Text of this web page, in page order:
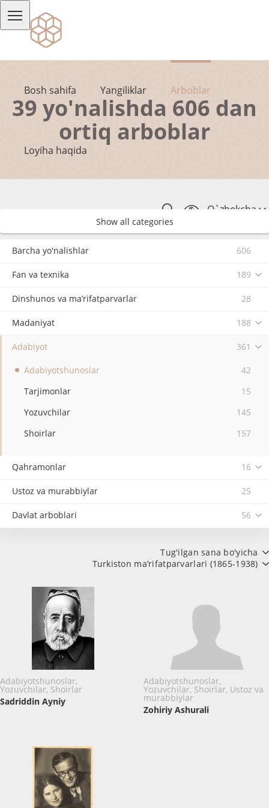
Bosh sahifa Yangiliklar Arboblar
Loyiha haqida
O`zbekcha
39 yo'nalishda 606 dan
ortiq arboblar
Show all categories
Barcha yo'nalishlar 606
Fan va texnika 189
Dinshunos va ma’rifatparvarlar 28
Madaniyat 188
Adabiyot 361
Adabiyotshunoslar
42
Tarjimonlar
15
Yozuvchilar
145
Shoirlar
157
Qahramonlar 16
Ustoz va murabbiylar 25
Davlat arboblari 56
Tug'ilgan sana bo'yicha
Turkiston ma’rifatparvarlari (1865-1938)
Adabiyotshunoslar,
Yozuvchilar, Shoirlar
Sadriddin Ayniy
Adabiyotshunoslar,
Yozuvchilar, Shoirlar, Ustoz va
murabbiylar
Zohiriy Ashurali